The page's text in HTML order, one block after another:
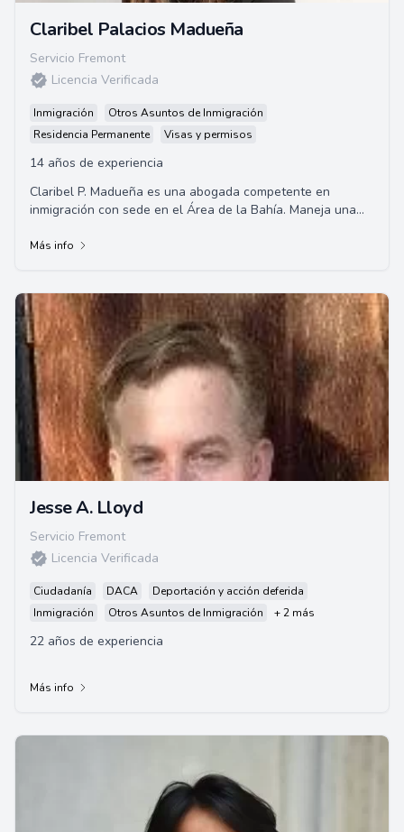
Claribel Palacios Madueña
Servicio Fremont
Licencia Verificada
Inmigración
Otros Asuntos de Inmigración
Residencia Permanente
Visas y permisos
14 años de experiencia
Claribel P. Madueña es una abogada competente en
inmigración con sede en el Área de la Bahía. Maneja una
Más info
Jesse A. Lloyd
Servicio Fremont
Licencia Verificada
Ciudadanía DACA
Deportación y acción deferida
Inmigración
Otros Asuntos de Inmigración + 2 más
22 años de experiencia
Más info